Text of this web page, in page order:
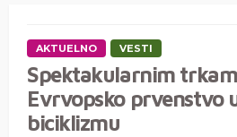
AKTUELNO VESTI
Spektakularnim
Evrvopsko prvenstvo
biciklizmu